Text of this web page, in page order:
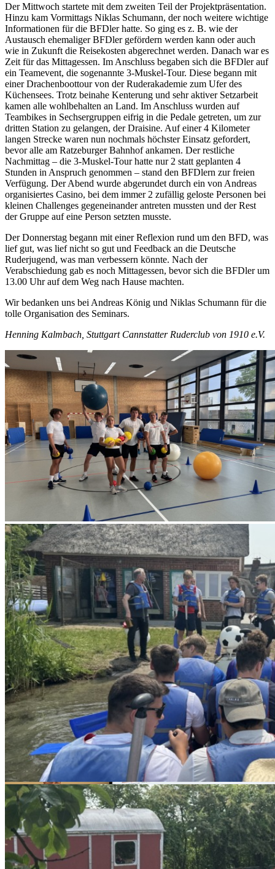
Der Mittwoch startete mit dem zweiten Teil der Projektpräsentation.
Hinzu kam Vormittags Niklas Schumann, der noch weitere wichtige
Informationen für die BFDler hatte. So ging es z. B. wie der
Austausch ehemaliger BFDler gefördern werden kann oder auch
wie in Zukunft die Reisekosten abgerechnet werden. Danach war es
Zeit für das Mittagessen. Im Anschluss begaben sich die BFDler auf
ein Teamevent, die sogenannte 3-Muskel-Tour. Diese begann mit
einer Drachenboottour von der Ruderakademie zum Ufer des
Küchensees. Trotz beinahe Kenterung und sehr aktiver Setzarbeit
kamen alle wohlbehalten an Land. Im Anschluss wurden auf
Teambikes in Sechsergruppen eifrig in die Pedale getreten, um zur
dritten Station zu gelangen, der Draisine. Auf einer 4 Kilometer
langen Strecke waren nun nochmals höchster Einsatz gefordert,
bevor alle am Ratzeburger Bahnhof ankamen. Der restliche
Nachmittag – die 3-Muskel-Tour hatte nur 2 statt geplanten 4
Stunden in Anspruch genommen – stand den BFDlern zur freien
Verfügung. Der Abend wurde abgerundet durch ein von Andreas
organisiertes Casino, bei dem immer 2 zufällig geloste Personen bei
kleinen Challenges gegeneinander antreten mussten und der Rest
der Gruppe auf eine Person setzten musste.
Der Donnerstag begann mit einer Reflexion rund um den BFD, was
lief gut, was lief nicht so gut und Feedback an die Deutsche
Ruderjugend, was man verbessern könnte. Nach der
Verabschiedung gab es noch Mittagessen, bevor sich die BFDler um
13.00 Uhr auf dem Weg nach Hause machten.
Wir bedanken uns bei Andreas König und Niklas Schumann für die
tolle Organisation des Seminars.
Henning Kalmbach, Stuttgart Cannstatter Ruderclub von 1910 e.V.